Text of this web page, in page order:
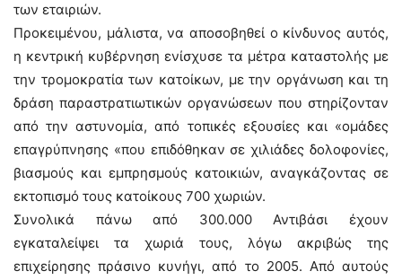
των εταιριών.
Προκειμένου, μάλιστα, να αποσοβηθεί ο κίνδυνος αυτός,
η κεντρική κυβέρνηση ενίσχυσε τα μέτρα καταστολής με
την τρομοκρατία των κατοίκων, με την οργάνωση και τη
δράση παραστρατιωτικών οργανώσεων που στηρίζονταν
από την αστυνομία, από τοπικές εξουσίες και «ομάδες
επαγρύπνησης «που επιδόθηκαν σε χιλιάδες δολοφονίες,
βιασμούς και εμπρησμούς κατοικιών, αναγκάζοντας σε
εκτοπισμό τους κατοίκους 700 χωριών.
Συνολικά πάνω από 300.000 Αντιβάσι έχουν
εγκαταλείψει τα χωριά τους, λόγω ακριβώς της
επιχείρησης πράσινο κυνήγι, από το 2005. Από αυτούς